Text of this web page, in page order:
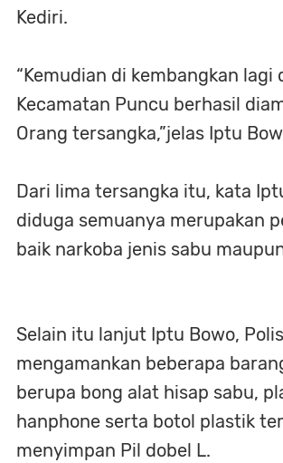
Kediri.
“Kemudian di kembangkan lagi
Kecamatan Puncu berhasil
Orang tersangka,”jelas Iptu
Dari lima tersangka itu, kata
diduga semuanya merupakan
baik narkoba jenis sabu
Selain itu lanjut Iptu Bowo,
mengamankan beberapa
berupa bong alat hisap sabu,
hanphone serta botol plastik
menyimpan Pil dobel L.